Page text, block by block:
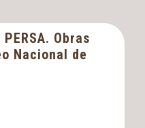
PERSA. Obras
Nacional de